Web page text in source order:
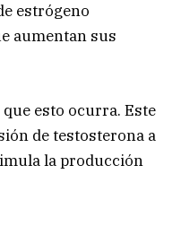
estrógeno
aumentan sus
esto ocurra. Este
de testosterona a
la producción